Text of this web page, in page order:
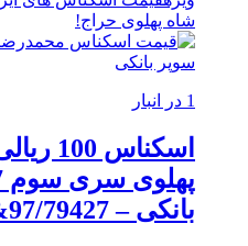
شاه پهلوی حراج!
1 در انبار
بانکی – 97/79427&8